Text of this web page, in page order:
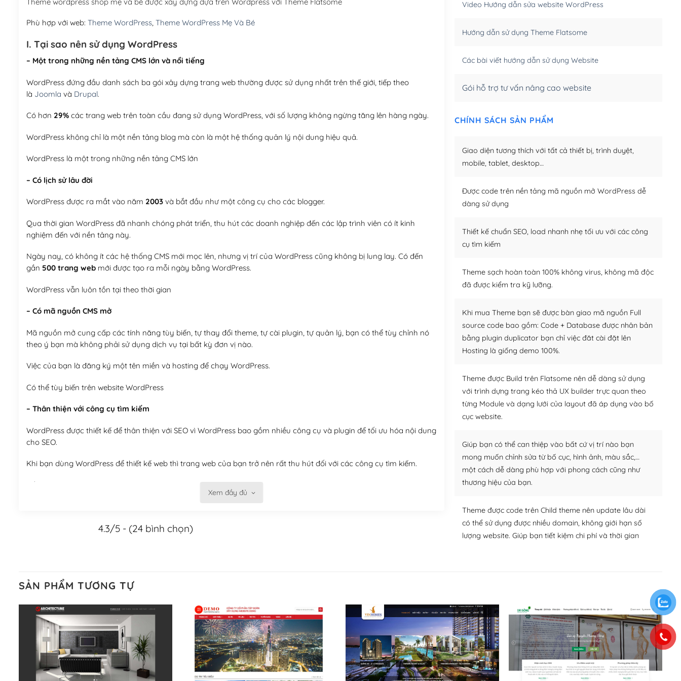
(+950,000₫)
Theme wordpress shop mẹ và bé được xây dựng dựa trên Wordpress với Theme Flatsome
Phù hợp với web: Theme WordPress, Theme WordPress Mẹ Và Bé
I. Tại sao nên sử dụng WordPress
– Một trong những nền tảng CMS lớn và nổi tiếng
WordPress đứng đầu danh sách ba gói xây dựng trang web thường được sử dụng nhất trên thế giới, tiếp theo
là Joomla và Drupal.
Có hơn 29%các trang web trên toàn cầu đang sử dụng WordPress, với số lượng không ngừng tăng lên hàng ngày.
WordPress không chỉ là một nền tảng blog mà còn là một hệ thống quản lý nội dung hiệu quả.
WordPress là một trong những nền tảng CMS lớn
– Có lịch sử lâu đời
WordPress được ra mắt vào năm 2003và bắt đầu như một công cụ cho các blogger.
Qua thời gian WordPress đã nhanh chóng phát triển, thu hút các doanh nghiệp đến các lập trình viên có ít kinh
nghiệm đến với nền tảng này.
Ngày nay, có không ít các hệ thống CMS mới mọc lên, nhưng vị trí của WordPress cũng không bị lung lay. Có đến
gần 500 trang webmới được tạo ra mỗi ngày bằng WordPress.
WordPress vẫn luôn tồn tại theo thời gian
– Có mã nguồn CMS mở
Mã nguồn mở cung cấp các tính năng tùy biến, tự thay đổi theme, tự cài plugin, tự quản lý, bạn có thể tùy chỉnh nó
theo ý bạn mà không phải sử dụng dịch vụ tại bất kỳ đơn vị nào.
Việc của bạn là đăng ký một tên miền và hosting để chạy WordPress.
Có thể tùy biến trên website WordPress
– Thân thiện với công cụ tìm kiếm
WordPress được thiết kế để thân thiện với SEO vì WordPress bao gồm nhiều công cụ và plugin để tối ưu hóa nội dung
cho SEO.
Khi bạn dùng WordPress để thiết kế web thì trang web của bạn trở nên rất thu hút đối với các công cụ tìm kiếm.
Tối ưu hóa công cụ tìm kiếm
Khi bạn sử dụng WordPress, thì vấn đề giao diện của bạn trở nên dễ dàng và nhanh chóng. Với kho Theme
– Sở hữu một cộng đồng lớn, sẵn sàng hỗ trợ
WordPress là nơi lưu trữ cho một diễn đàn cộng đồng khổng lồ được kiểm duyệt bởi các nhân viên và những người
cuồng tín WordPress.
Nếu bạn gặp khó khăn, bạn có thể lên mạng và tìm kiếm những cộng đồng WordPress, họ sẽ giúp bạn trả lời, giải
Xem đầy đủ
4.3/5 - (24 bình chọn)
Video Hướng dẫn sửa website WordPress
Hướng dẫn sử dụng Theme Flatsome
Các bài viết hướng dẫn sử dụng Website
Gói hỗ trợ tư vấn nâng cao website
CHÍNH SÁCH SẢN PHẨM
Giao diện tương thích với tất cả thiết bị, trình duyệt,
mobile, tablet, desktop…
Được code trên nền tảng mã nguồn mở WordPress dễ
dàng sử dụng
Thiết kế chuẩn SEO, load nhanh nhẹ tối ưu với các công
cụ tìm kiếm
Theme sạch hoàn toàn 100% không virus, không mã độc
đã được kiểm tra kỹ lưỡng.
Khi mua Theme bạn sẽ được bàn giao mã nguồn Full
source code bao gồm: Code + Database được nhân bản
bằng plugin duplicator bạn chỉ việc đăt cài đặt lên
Hosting là giống demo 100%.
Theme được Build trên Flatsome nên dễ dàng sử dụng
với trình dựng trang kéo thả UX builder trực quan theo
từng Module và dạng lưới của layout đã áp dụng vào bố
cục website.
Giúp bạn có thể can thiệp vào bất cứ vị trí nào bạn
mong muốn chỉnh sửa từ bố cục, hình ảnh, màu sắc,…
một cách dễ dàng phù hợp với phong cách cũng như
thương hiệu của bạn.
Theme được code trên Child theme nên update lâu dài
có thể sử dụng được nhiều domain, không giới hạn số
lượng website. Giúp bạn tiết kiệm chi phí và thời gian
SẢN PHẨM TƯƠNG TỰ